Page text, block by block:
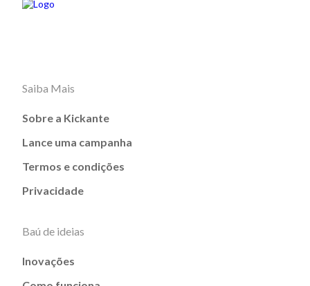
Saiba Mais
Sobre a Kickante
Lance uma campanha
Termos e condições
Privacidade
Baú de ideias
Inovações